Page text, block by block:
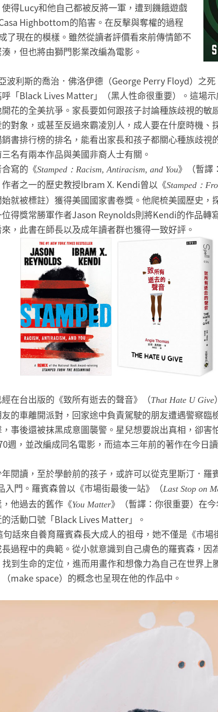
得Lucy和他自己都被反將一軍，遭到饑餓遊戲
Highbottom的陷害。在反擊與奪權的過程
了現在的模樣。雖然從讀者評價看來前傳情節不
，但也將由獅門影業改編為電影。
波利斯的喬治．佛洛伊德（George Perry Floyd）之
「Black Lives Matter」（黑人性命很重要）。這場
花的全美抗爭。家長要如何跟孩子討論種族歧視的敏
對象，或甚至反過來霸凌別人，成人要在什麼時機、
書排行榜的排名，能看出家長和孩子都關心種族歧視
名有兩本作品與美國非裔人士有關。
寫的《Stamped：Racism, Antiracism, and You》（暫譯
者之一的歷史教授Ibram X. Kendi曾以《Stamped：
就被標註）獲得美國國家書卷獎。他爬梳美國歷史，
得獎常勝軍作者Jason Reynolds則將Kendi的作品轉
，此書在師長以及成年讀者群也獲得一致好評。
在台出版的《致所有逝去的聲音》（That Hate U Give
的車離開派對，回家途中負責駕駛的朋友遭遇警察臨
事後還被抹黑成意圖襲警。星兒想要說出真相，卻害
週，並改編成同名電影，而這本三年前的著作在今日
閱讀，至於學齡前的孩子，或許可以從克里斯汀．羅
入門。羅賓森曾以《市場街最後一站》（Last Stop on
他過去的舊作《You Matter》（暫譯：你很重要）在
活動口號「Black Lives Matter」。
話來自養育羅賓森長大成人的祖母，她不僅是《市場
過程中的典範。從小就意識到自己膚色的羅賓森，因
到生命的定位，進而用畫作和想像力為自己在世界上
make space）的概念也呈現在他的作品中。